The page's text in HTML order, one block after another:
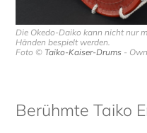
Die Okedo-Daiko kann nicht nur
Händen bespielt werden.
Foto © Taiko-Kaiser-Drums -
Berühmte Taiko